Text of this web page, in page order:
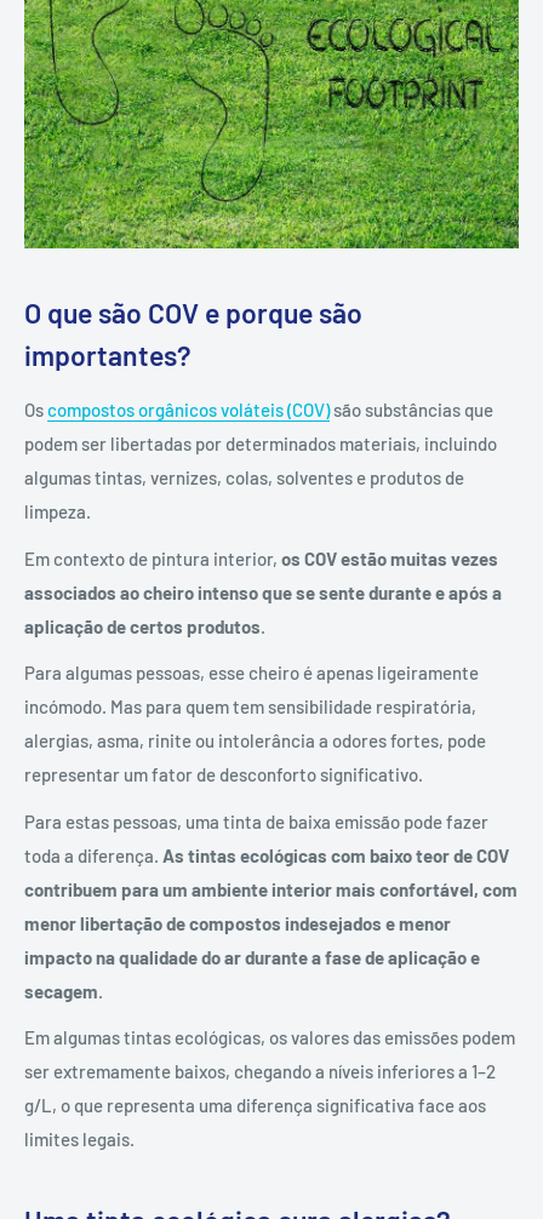
O que são COV e porque são
importantes?
Oscompostos orgânicos voláteis (COV)são substâncias que
podem ser libertadas por determinados materiais, incluindo
algumas tintas, vernizes, colas, solventes e produtos de
limpeza.
Em contexto de pintura interior, os COV estão muitas vezes
associados ao cheiro intenso que se sente durante e após a
aplicação de certos produtos.
Para algumas pessoas, esse cheiro é apenas ligeiramente
incómodo. Mas para quem tem sensibilidade respiratória,
alergias, asma, rinite ou intolerância a odores fortes, pode
representar um fator de desconforto significativo.
Para estas pessoas, uma tinta de baixa emissão pode fazer
toda a diferença. As tintas ecológicas com baixo teor de COV
contribuem para um ambiente interior mais confortável, com
menor libertação de compostos indesejados e menor
impacto na qualidade do ar durante a fase de aplicação e
secagem.
Em algumas tintas ecológicas, os valores das emissões podem
ser extremamente baixos, chegando a níveis inferiores a 1–2
g/L, o que representa uma diferença significativa face aos
limites legais.